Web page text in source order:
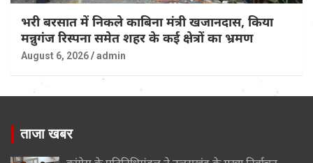
भरी बरसात में निकले काबिना मंत्री खजानदास, किया
मन्नुगंज रिस्पना समेत शहर के कई क्षेत्रों का भ्रमण
August 6, 2026 admin
ताजा खबर